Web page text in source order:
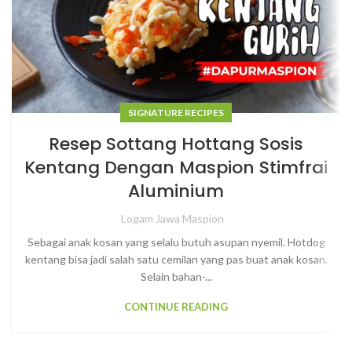
SIGNATURE RECIPES
Resep Sottang Hottang Sosis
Kentang Dengan Maspion Stimfrai
Aluminium
Logam Jawa Maspion
Sebagai anak kosan yang selalu butuh asupan nyemil. Hotdog
kentang bisa jadi salah satu cemilan yang pas buat anak kosan.
Selain bahan-...
CONTINUE READING